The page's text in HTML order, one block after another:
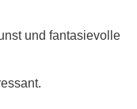
und fantasievolle